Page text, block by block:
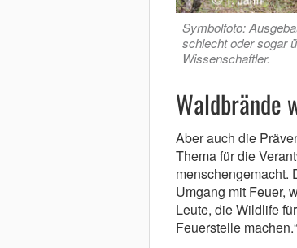
Symbolfoto:
schlecht oder sogar
Wissenschaftler.
Waldbrände
Aber auch die
Thema für die
menschengemacht.
Umgang mit Feuer,
Leute, die Wildlife
Feuerstelle machen.“